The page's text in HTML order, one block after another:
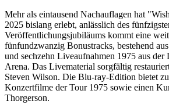
Mehr als eintausend Nachauflagen hat
2025 bislang erlebt, anlässlich des
Veröffentlichungsjubiläums kommt eine
fünfundzwanzig Bonustracks, bestehend
und sechzehn Liveaufnahmen 1975 aus der
Arena. Das Livematerial sorgfältig
Steven Wilson. Die Blu-ray-Edition bietet
Konzertfilme der Tour 1975 sowie einen
Thorgerson.